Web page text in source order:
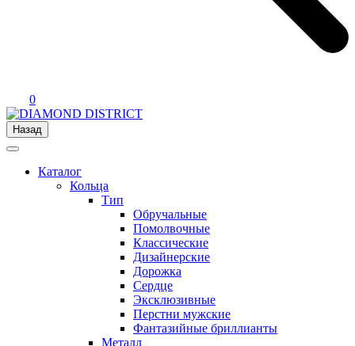
0
Назад
Каталог
Кольца
Тип
Обручальные
Помолвочные
Классические
Дизайнерские
Дорожка
Сердце
Эксклюзивные
Перстни мужские
Фантазийные бриллианты
Металл